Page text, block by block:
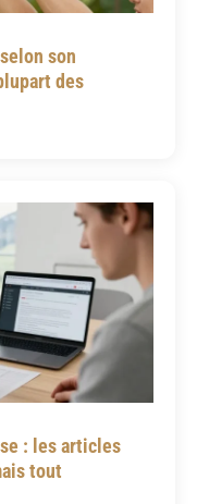
son
des
: les articles
tout